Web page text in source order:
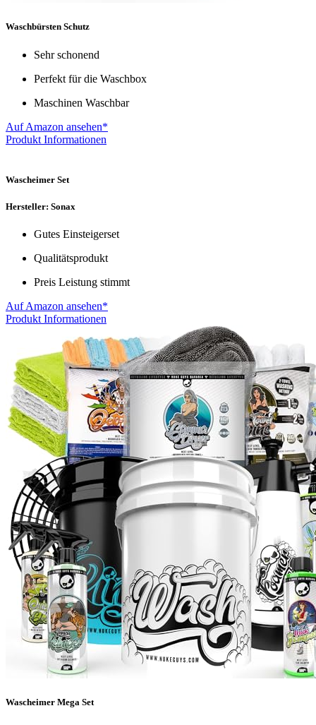
Waschbürsten Schutz
Sehr schonend
Perfekt für die Waschbox
Maschinen Waschbar
Auf Amazon ansehen*
Produkt Informationen
Wascheimer Set
Hersteller: Sonax
Gutes Einsteigerset
Qualitätsprodukt
Preis Leistung stimmt
Auf Amazon ansehen*
Produkt Informationen
Wascheimer Mega Set